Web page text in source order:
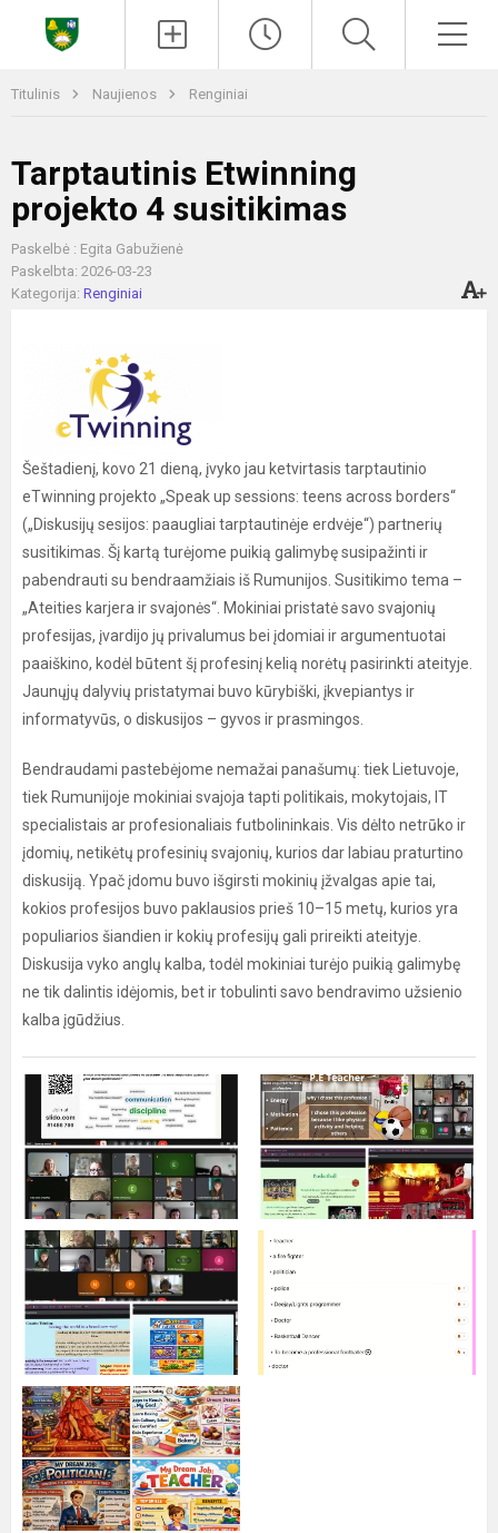
Titulinis Naujienos Renginiai
Tarptautinis Etwinning
projekto 4 susitikimas
Paskelbė : Egita Gabužienė
Paskelbta: 2026-03-23
Kategorija: Renginiai
Šeštadienį, kovo 21 dieną, įvyko jau ketvirtasis tarptautinio
eTwinning projekto „Speak up sessions: teens across borders“
(„Diskusijų sesijos: paaugliai tarptautinėje erdvėje“) partnerių
susitikimas. Šį kartą turėjome puikią galimybę susipažinti ir
pabendrauti su bendraamžiais iš Rumunijos. Susitikimo tema –
„Ateities karjera ir svajonės“. Mokiniai pristatė savo svajonių
profesijas, įvardijo jų privalumus bei įdomiai ir argumentuotai
paaiškino, kodėl būtent šį profesinį kelią norėtų pasirinkti ateityje.
Jaunųjų dalyvių pristatymai buvo kūrybiški, įkvepiantys ir
informatyvūs, o diskusijos – gyvos ir prasmingos.
Bendraudami pastebėjome nemažai panašumų: tiek Lietuvoje,
tiek Rumunijoje mokiniai svajoja tapti politikais, mokytojais, IT
specialistais ar profesionaliais futbolininkais. Vis dėlto netrūko ir
įdomių, netikėtų profesinių svajonių, kurios dar labiau praturtino
diskusiją. Ypač įdomu buvo išgirsti mokinių įžvalgas apie tai,
kokios profesijos buvo paklausios prieš 10–15 metų, kurios yra
populiarios šiandien ir kokių profesijų gali prireikti ateityje.
Diskusija vyko anglų kalba, todėl mokiniai turėjo puikią galimybę
ne tik dalintis idėjomis, bet ir tobulinti savo bendravimo užsienio
kalba įgūdžius.